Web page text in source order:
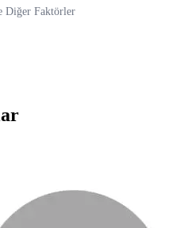
Diğer Faktörler